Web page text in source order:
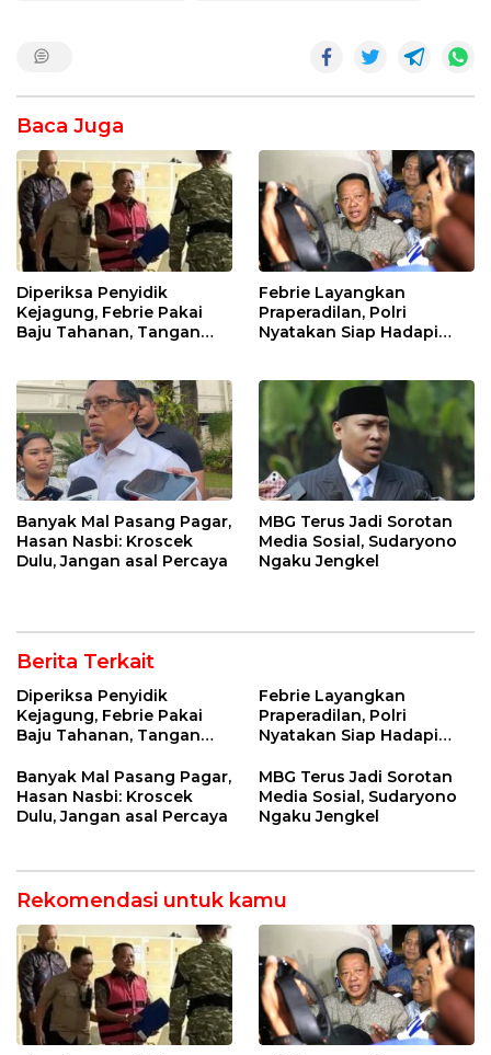
Baca Juga
Diperiksa Penyidik
Kejagung, Febrie Pakai
Baju Tahanan, Tangan
Febrie Layangkan
Praperadilan, Polri
Nyatakan Siap Hadapi
Banyak Mal Pasang Pagar,
Hasan Nasbi: Kroscek
Dulu, Jangan asal Percaya
MBG Terus Jadi Sorotan
Media Sosial, Sudaryono
Ngaku Jengkel
Berita Terkait
Diperiksa Penyidik
Kejagung, Febrie Pakai
Baju Tahanan, Tangan
Febrie Layangkan
Praperadilan, Polri
Nyatakan Siap Hadapi
Banyak Mal Pasang Pagar,
Hasan Nasbi: Kroscek
Dulu, Jangan asal Percaya
MBG Terus Jadi Sorotan
Media Sosial, Sudaryono
Ngaku Jengkel
Rekomendasi untuk kamu